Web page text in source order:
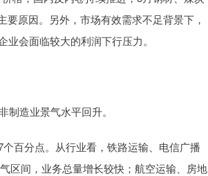
原因。另外，市场有效需求不足背景下，
会面临较大的利润下行压力。
造业景气水平回升。
百分点。从行业看，铁路运输、电信广播
区间，业务总量增长较快；航空运输、房地